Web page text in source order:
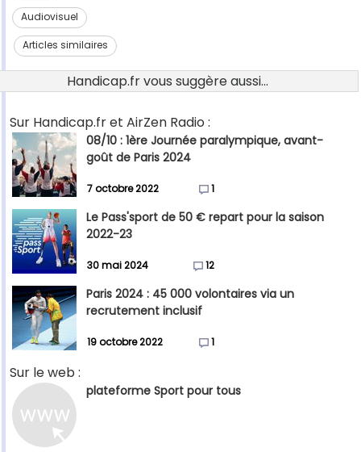
Audiovisuel
Articles similaires
Handicap.fr vous suggère aussi...
Sur Handicap.fr et AirZen Radio :
08/10 : 1ère Journée paralympique, avant-
goût de Paris 2024
7 octobre 2022 1
Le Pass'sport de 50 € repart pour la saison
2022-23
30 mai 2024 12
Paris 2024 : 45 000 volontaires via un
recrutement inclusif
19 octobre 2022 1
Sur le web :
plateforme Sport pour tous